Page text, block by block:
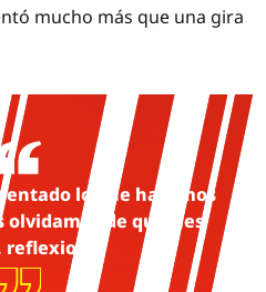
mucho más que una gira
lo que hacemos
olvidamos de quiénes
reflexionó.